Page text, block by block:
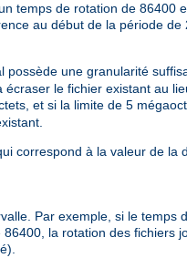
temps de rotation de 86400
au début de la période de
possède une granularité
le fichier existant au
et si la limite de 5
correspond à la valeur de la
Par exemple, si le temps
la rotation des fichiers